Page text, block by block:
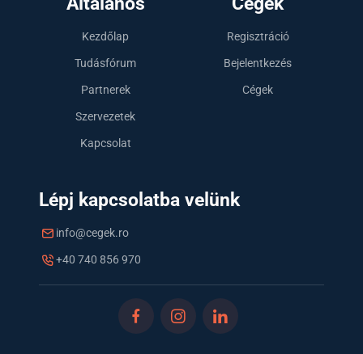
Kezdőlap
Tudásfórum
Partnerek
Szervezetek
Kapcsolat
Regisztráció
Bejelentkezés
Cégek
Lépj kapcsolatba velünk
info@cegek.ro
+40 740 856 970